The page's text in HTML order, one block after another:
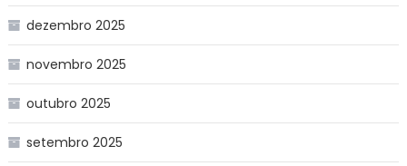
dezembro 2025
novembro 2025
outubro 2025
setembro 2025